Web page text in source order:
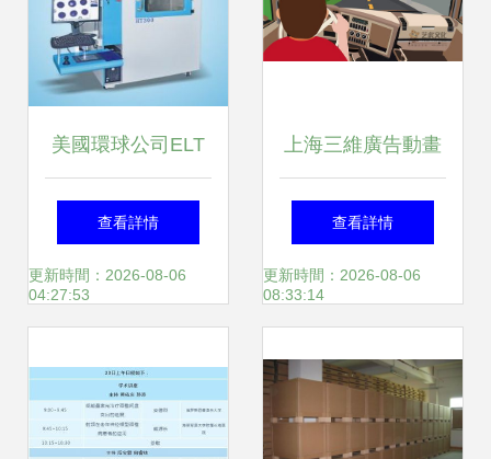
美國環球公司ELT
HT300X光機技術
解析及其在上海地
查看詳情
更新時間：2026-08-06
04:27:53
上海三維廣告動畫
與影視動畫的區別
及其技術推廣趨勢
查看詳情
更新時間：2026-08-06
08:33:14